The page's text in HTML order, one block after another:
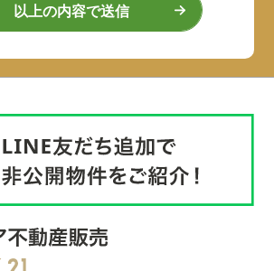
以上の内容で送信